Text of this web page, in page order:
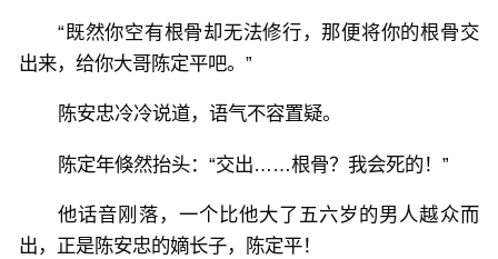
“既然你空有根骨却无法修行，那便将你的根骨交
出来，给你大哥陈定平吧。”
陈安忠冷冷说道，语气不容置疑。
陈定年倏然抬头：“交出……根骨？我会死的！”
他话音刚落，一个比他大了五六岁的男人越众而
出，正是陈安忠的嫡长子，陈定平！